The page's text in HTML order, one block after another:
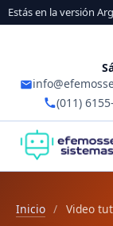
Estás en la versión
(011)
Inicio / Video